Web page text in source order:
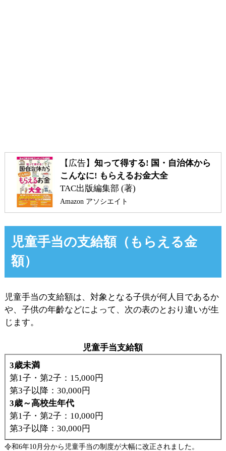
【広告】 知って得する! 国・自治体から
こんなに! もらえるお金大全
TAC出版編集部 (著)
Amazon アソシエイト
児童手当の支給額（もらえる金
額）
児童手当の支給額は、対象となる子供が何人目であるか
や、子供の年齡などによって、次の表のとおり違いが生
じます。
児童手当支給額
3歳未満
第1子・第2子：15,000円
第3子以降：30,000円
3歳～高校生年代
第1子・第2子：10,000円
第3子以降：30,000円
令和6年10月分から児童手当の制度が大幅に改正されました。